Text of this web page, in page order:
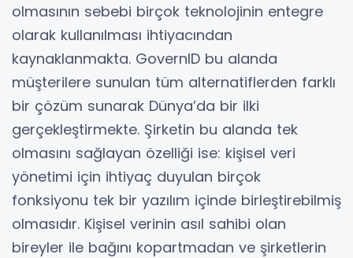
olmasının sebebi birçok teknolojinin entegre
olarak kullanılması ihtiyacından
kaynaklanmakta. GovernID bu alanda
müşterilere sunulan tüm alternatiflerden farklı
bir çözüm sunarak Dünya’da bir ilki
gerçekleştirmekte. Şirketin bu alanda tek
olmasını sağlayan özelliği ise: kişisel veri
yönetimi için ihtiyaç duyulan birçok
fonksiyonu tek bir yazılım içinde birleştirebilmiş
olmasıdır. Kişisel verinin asıl sahibi olan
bireyler ile bağını kopartmadan ve şirketlerin